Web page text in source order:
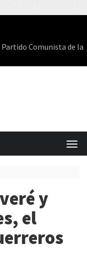
Comunista de la
T
y
el